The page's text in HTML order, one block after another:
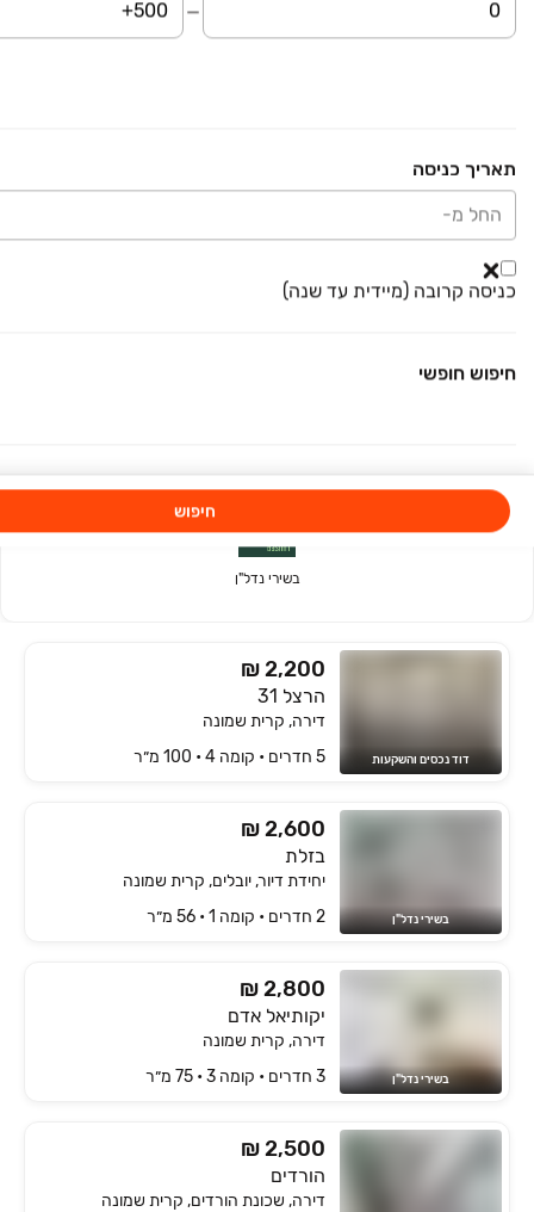
תאריך כניסה
החל מ-
כניסה קרובה (מיידית עד שנה)
חיפוש חופשי
חיפוש
דירה, מטולה
Homero Nadlan
3 חדרים • קומה ‎קרקע‏ • 80 מ״ר
₪ 3,000
בשירי נדל"ן
דוד נכסים והשקעות
₪ 2,200
הרצל 31
דירה, קרית שמונה
5 חדרים • קומה ‎4‏ • 100 מ״ר
בשירי נדל"ן
₪ 2,600
בזלת
יחידת דיור, יובלים, קרית שמונה
2 חדרים • קומה ‎1‏ • 56 מ״ר
בשירי נדל"ן
₪ 2,800
יקותיאל אדם
דירה, קרית שמונה
3 חדרים • קומה ‎3‏ • 75 מ״ר
₪ 2,500
הורדים
דירה, שכונת הורדים, קרית שמונה